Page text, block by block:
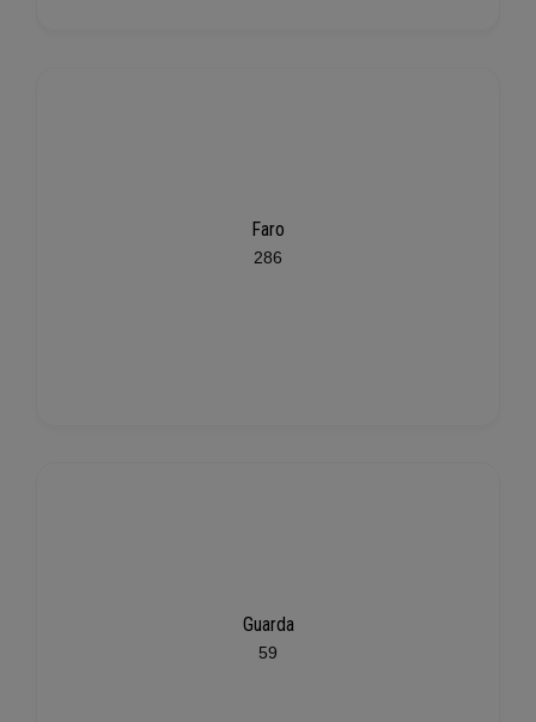
Faro
286
Guarda
59